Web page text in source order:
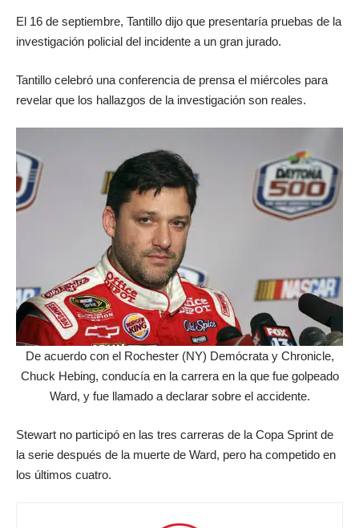
El 16 de septiembre, Tantillo dijo que presentaría pruebas de la
investigación policial del incidente a un gran jurado.
Tantillo celebró una conferencia de prensa el miércoles para
revelar que los hallazgos de la investigación son reales.
De acuerdo con el Rochester (NY) Demócrata y Chronicle,
Chuck Hebing, conducía en la carrera en la que fue golpeado
Ward, y fue llamado a declarar sobre el accidente.
Stewart no participó en las tres carreras de la Copa Sprint de
la serie después de la muerte de Ward, pero ha competido en
los últimos cuatro.